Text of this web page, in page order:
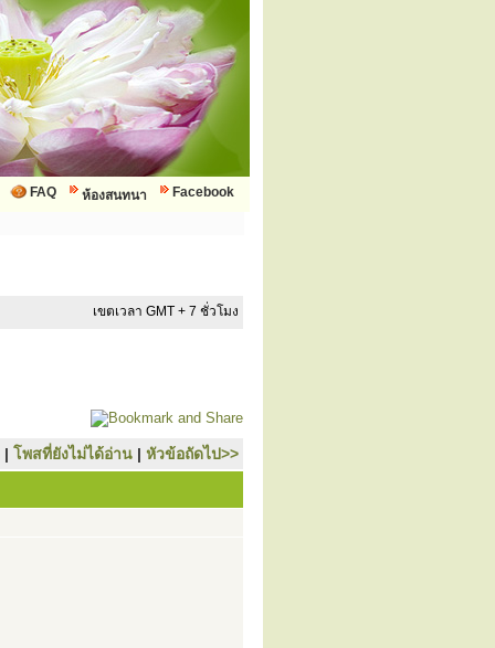
Facebook
ห้องสนทนา
FAQ
เขตเวลา GMT + 7 ชั่วโมง
| โพสที่ยังไม่ได้อ่าน | หัวข้อถัดไป>>